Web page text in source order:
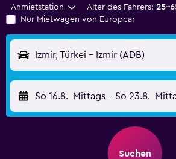
Anmietstation Alter des Fahrers: 25-
Nur Mietwagen von Europcar
Izmir, Türkei - Izmir (ADB)
So 16.8. Mittags - So 23.8.
Suchen